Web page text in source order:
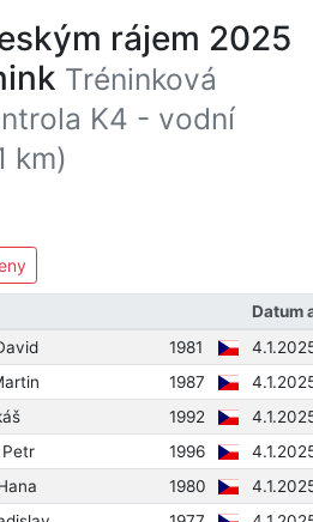
rájem 2025
Tréninková
K4 - vodní
km)
Datum
1981
1987
1992
Petr 1996
1980